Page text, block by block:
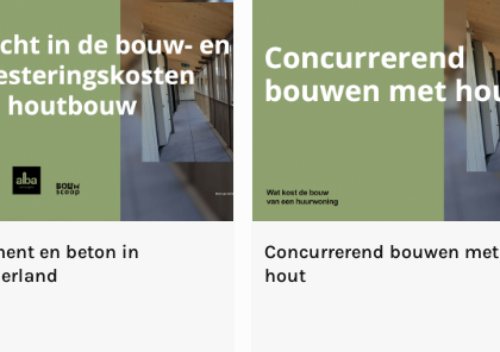
en beton in
Concurrerend bouwen met
hout